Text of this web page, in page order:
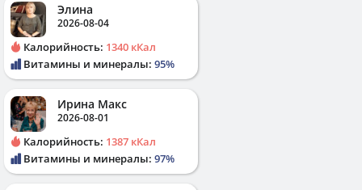
Элина
2026-08-04
Калорийность: 1340 кКал
Витамины и минералы: 95%
Ирина Макс
2026-08-01
Калорийность: 1387 кКал
Витамины и минералы: 97%